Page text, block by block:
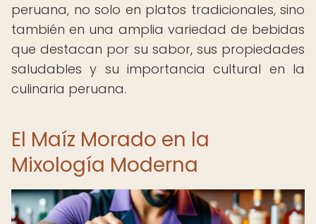
peruana, no solo en platos tradicionales, sino
también en una amplia variedad de bebidas
que destacan por su sabor, sus propiedades
saludables y su importancia cultural en la
culinaria peruana.
El Maíz Morado en la
Mixología Moderna